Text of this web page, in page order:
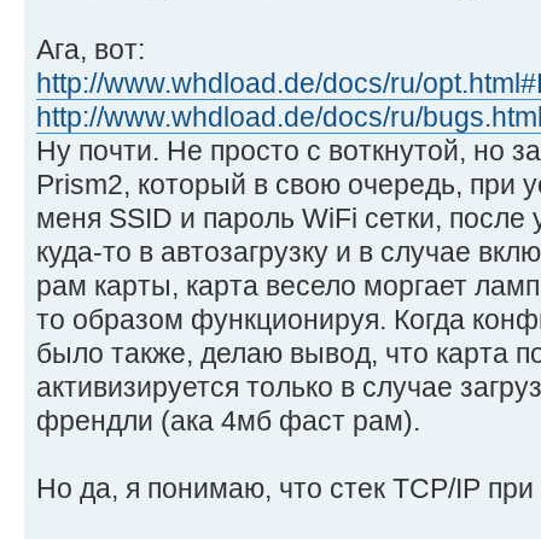
Ага, вот:
http://www.whdload.de/docs/ru/
http://www.whdload.de/docs/ru/
Ну почти. Не просто с воткнутой, но
Prism2, который в свою очередь, при
меня SSID и пароль WiFi сетки, после
куда-то в автозагрузку и в случае
рам карты, карта весело моргает
то образом функционируя. Когда
было также, делаю вывод, что карта
активизируется только в случае
френдли (ака 4мб фаст рам).
Но да, я понимаю, что стек TCP/IP